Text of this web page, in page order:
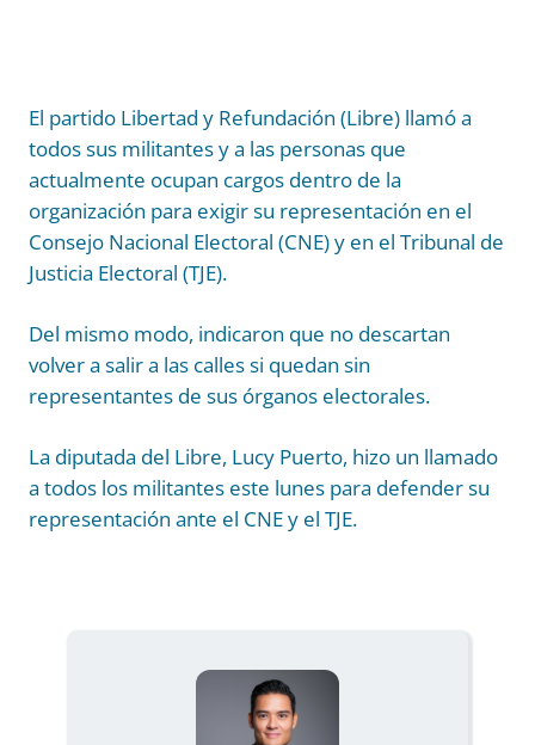
El partido Libertad y Refundación (Libre) llamó a
todos sus militantes y a las personas que
actualmente ocupan cargos dentro de la
organización para exigir su representación en el
Consejo Nacional Electoral (CNE) y en el Tribunal de
Justicia Electoral (TJE).
Del mismo modo, indicaron que no descartan
volver a salir a las calles si quedan sin
representantes de sus órganos electorales.
La diputada del Libre, Lucy Puerto, hizo un llamado
a todos los militantes este lunes para defender su
representación ante el CNE y el TJE.